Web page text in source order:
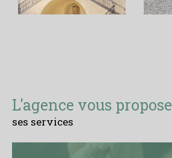
L'agence vous propose
ses services